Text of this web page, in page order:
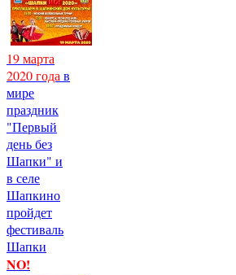
19 марта
2020 года в
мире
праздник
"Первый
день без
Шапки" и
в селе
Шапкино
пройдет
фестиваль
Шапки
NO!